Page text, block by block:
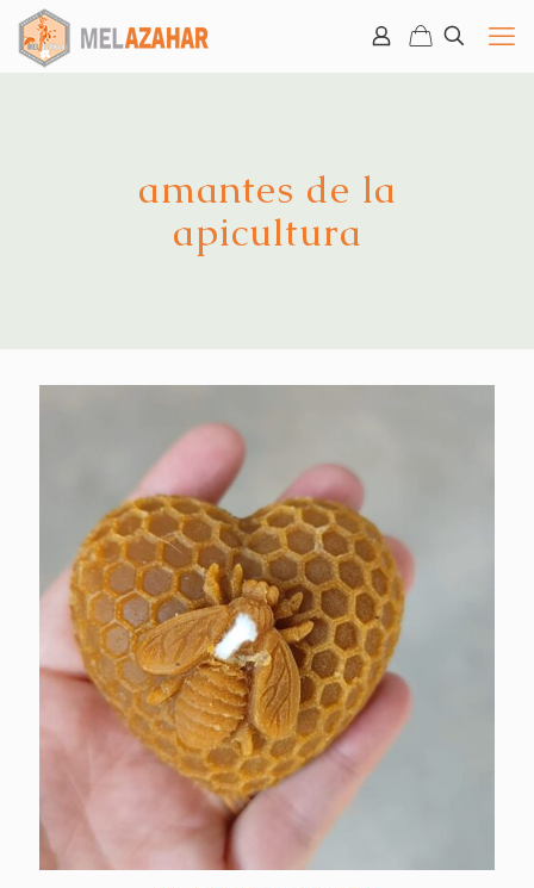
amantes de la
apicultura